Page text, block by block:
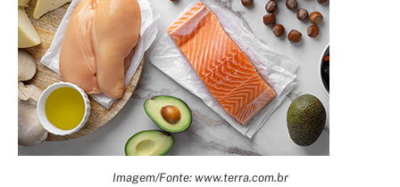
Imagem/Fonte: www.terra.com.br